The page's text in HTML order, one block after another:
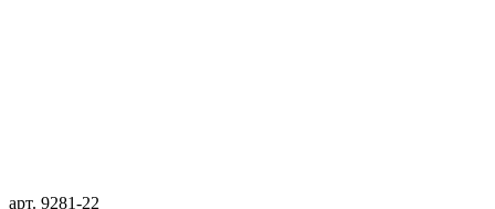
арт. 9281-22